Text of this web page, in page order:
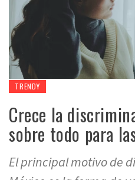
TRENDY
Crece la
sobre todo para
El principal motivo de